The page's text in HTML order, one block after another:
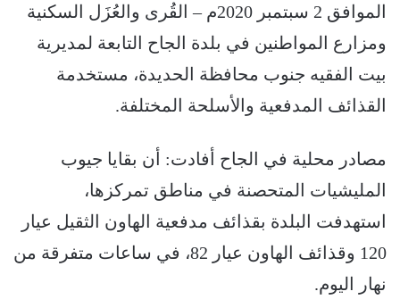
الموافق 2 سبتمبر 2020م – القُرى والعُزَل السكنية
ومزارع المواطنين في بلدة الجاح التابعة لمديرية
بيت الفقيه جنوب محافظة الحديدة، مستخدمة
القذائف المدفعية والأسلحة المختلفة.
مصادر محلية في الجاح أفادت: أن بقايا جيوب
المليشيات المتحصنة في مناطق تمركزها،
استهدفت البلدة بقذائف مدفعية الهاون الثقيل عيار
120 وقذائف الهاون عيار 82، في ساعات متفرقة من
نهار اليوم.